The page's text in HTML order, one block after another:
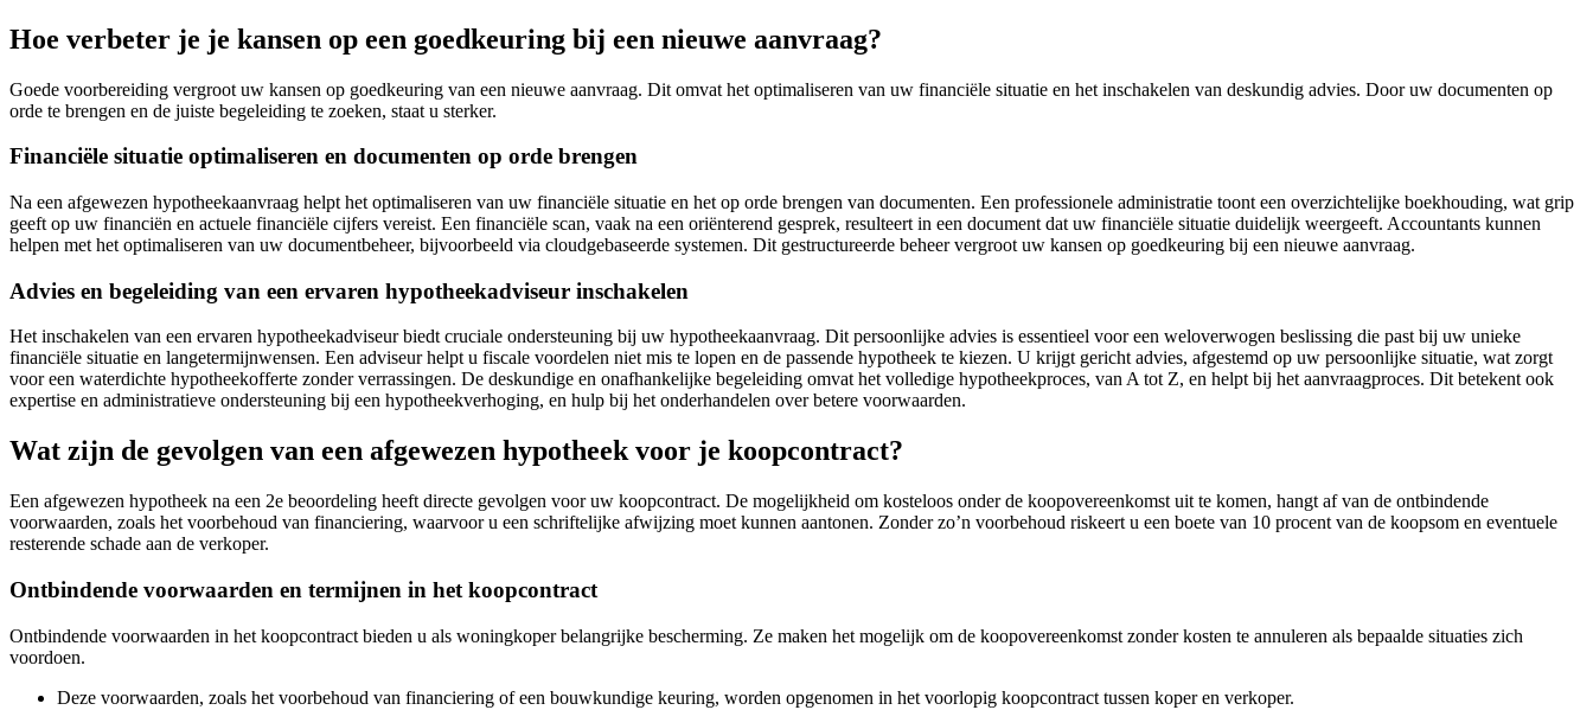
Hoe verbeter je je kansen op een goedkeuring bij een nieuwe aanvraag?
Goede voorbereiding vergroot uw kansen op goedkeuring van een nieuwe aanvraag. Dit omvat het optimaliseren van uw financiële situatie en het inschakelen van deskundig advies. Door uw documenten op
orde te brengen en de juiste begeleiding te zoeken, staat u sterker.
Financiële situatie optimaliseren en documenten op orde brengen
Na een afgewezen hypotheekaanvraag helpt het optimaliseren van uw financiële situatie en het op orde brengen van documenten. Een professionele administratie toont een overzichtelijke boekhouding, wat grip
geeft op uw financiën en actuele financiële cijfers vereist. Een financiële scan, vaak na een oriënterend gesprek, resulteert in een document dat uw financiële situatie duidelijk weergeeft. Accountants kunnen
helpen met het optimaliseren van uw documentbeheer, bijvoorbeeld via cloudgebaseerde systemen. Dit gestructureerde beheer vergroot uw kansen op goedkeuring bij een nieuwe aanvraag.
Advies en begeleiding van een ervaren hypotheekadviseur inschakelen
Het inschakelen van een ervaren hypotheekadviseur biedt cruciale ondersteuning bij uw hypotheekaanvraag. Dit persoonlijke advies is essentieel voor een weloverwogen beslissing die past bij uw unieke
financiële situatie en langetermijnwensen. Een adviseur helpt u fiscale voordelen niet mis te lopen en de passende hypotheek te kiezen. U krijgt gericht advies, afgestemd op uw persoonlijke situatie, wat zorgt
voor een waterdichte hypotheekofferte zonder verrassingen. De deskundige en onafhankelijke begeleiding omvat het volledige hypotheekproces, van A tot Z, en helpt bij het aanvraagproces. Dit betekent ook
expertise en administratieve ondersteuning bij een hypotheekverhoging, en hulp bij het onderhandelen over betere voorwaarden.
Wat zijn de gevolgen van een afgewezen hypotheek voor je koopcontract?
Een afgewezen hypotheek na een 2e beoordeling heeft directe gevolgen voor uw koopcontract. De mogelijkheid om kosteloos onder de koopovereenkomst uit te komen, hangt af van de ontbindende
voorwaarden, zoals het voorbehoud van financiering, waarvoor u een schriftelijke afwijzing moet kunnen aantonen. Zonder zo’n voorbehoud riskeert u een boete van 10 procent van de koopsom en eventuele
resterende schade aan de verkoper.
Ontbindende voorwaarden en termijnen in het koopcontract
Ontbindende voorwaarden in het koopcontract bieden u als woningkoper belangrijke bescherming. Ze maken het mogelijk om de koopovereenkomst zonder kosten te annuleren als bepaalde situaties zich
voordoen.
Deze voorwaarden, zoals het voorbehoud van financiering of een bouwkundige keuring, worden opgenomen in het voorlopig koopcontract tussen koper en verkoper.